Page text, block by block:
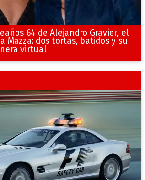
64 de Alejandro Gravier, el
Mazza: dos tortas, batidos y su
virtual